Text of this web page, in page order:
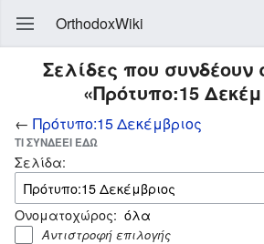
OrthodoxWiki
Σελίδες που συνδέουν
«Πρότυπο:15
← Πρότυπο:15 Δεκέμβριος
ΤΙ ΣΥΝΔΈΕΙ ΕΔΏ
Σελίδα:
Ονοματοχώρος:
Αντιστροφή επιλογής